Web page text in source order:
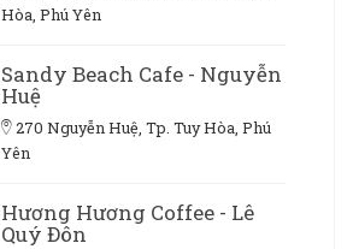
Hòa, Phú Yên
Sandy Beach Cafe - Nguyễn
Huệ
270 Nguyễn Huệ, Tp. Tuy Hòa, Phú
Yên
Hương Hương Coffee - Lê
Quý Đôn